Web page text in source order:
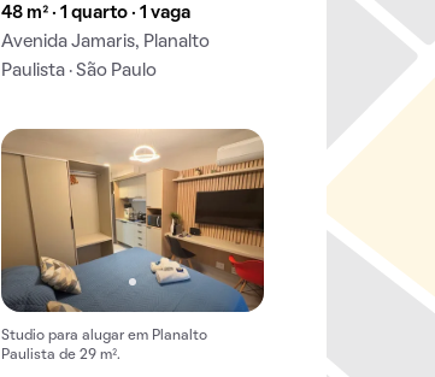
48 m² · 1 quarto · 1 vaga
Avenida Jamaris, Planalto
Paulista · São Paulo
Studio para alugar em Planalto
Paulista de 29 m².